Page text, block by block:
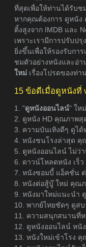
ที่สุดเพื่อให้ท่านได้รับช
หากคุณต้องการ ดูหนัง
ติ้งสูงจาก IMDB และ
เพราะเรามีการปรับป
ยิ่งขึ้นเพื่อให้รองรับกา
ชมตัวอย่างหนังและอ่า
ใหม่ เรื่องโปรดของท่าน
15 ข้อดีเมื่อดูหนังที่
1. "ดูหนังออนไลน์" ให
2. ดูหนัง HD คุณภาพสุ
3. ความบันเทิงดีๆ ดูไ
4. หนังชนโรงล่าสุด คุ
5. ดูหนังออนไลน์ ไม่ว่า
6. ดาวน์โหลดหนัง เร็ว
7. หนังซอมบี้ แอ็คชั่น
8. หนังต่อสู้บู๊ ใหม่ คุณ
9. หนังมาใหม่แนะนำ
10. พากย์ไทยชัดๆ ดูสบ
11. ความสนุกสนานที่
12. ดูหนังออนไลน์ หนั
13. หนังใหม่เข้าโรง